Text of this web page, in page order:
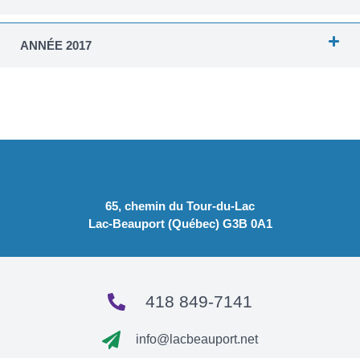
ANNÉE 2017
65, chemin du Tour-du-Lac
Lac-Beauport (Québec) G3B 0A1
418 849-7141
info@lacbeauport.net